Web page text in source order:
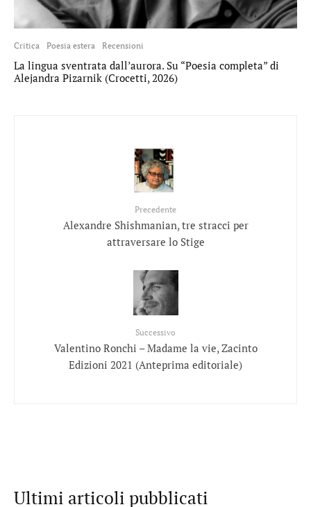
Critica Poesia estera Recensioni
La lingua sventrata dall’aurora. Su “Poesia completa” di
Alejandra Pizarnik (Crocetti, 2026)
Precedente
Alexandre Shishmanian, tre stracci per
attraversare lo Stige
Successivo
Valentino Ronchi – Madame la vie, Zacinto
Edizioni 2021 (Anteprima editoriale)
Ultimi articoli pubblicati